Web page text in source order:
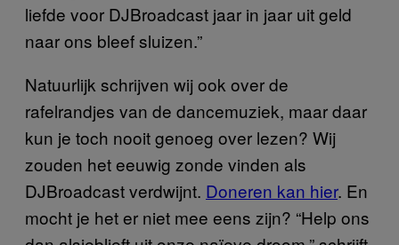
liefde voor DJBroadcast jaar in jaar uit geld
naar ons bleef sluizen.”
Natuurlijk schrijven wij ook over de
rafelrandjes van de dancemuziek, maar daar
kun je toch nooit genoeg over lezen? Wij
zouden het eeuwig zonde vinden als
DJBroadcast verdwijnt. Doneren kan hier. En
mocht je het er niet mee eens zijn? “Help ons